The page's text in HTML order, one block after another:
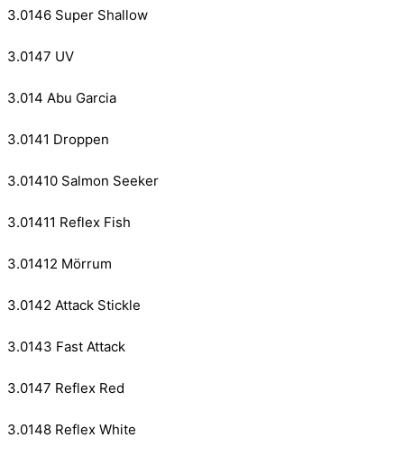
3.0146 Super Shallow
3.0147 UV
3.014 Abu Garcia
3.0141 Droppen
3.01410 Salmon Seeker
3.01411 Reflex Fish
3.01412 Mörrum
3.0142 Attack Stickle
3.0143 Fast Attack
3.0147 Reflex Red
3.0148 Reflex White